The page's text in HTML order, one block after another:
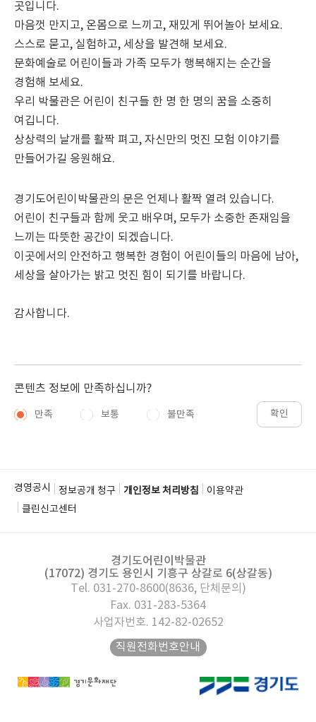
곳입니다.
마음껏 만지고, 온몸으로 느끼고, 재밌게 뛰어놀아 보세요.
스스로 묻고, 실험하고, 세상을 발견해 보세요.
문화예술로 어린이들과 가족 모두가 행복해지는 순간을
경험해 보세요.
우리 박물관은 어린이 친구들 한 명 한 명의 꿈을 소중히
여깁니다.
상상력의 날개를 활짝 펴고, 자신만의 멋진 모험 이야기를
만들어가길 응원해요.
경기도어린이박물관의 문은 언제나 활짝 열려 있습니다.
어린이 친구들과 함께 웃고 배우며, 모두가 소중한 존재임을
느끼는 따뜻한 공간이 되겠습니다.
이곳에서의 안전하고 행복한 경험이 어린이들의 마음에 남아,
세상을 살아가는 밝고 멋진 힘이 되기를 바랍니다.
감사합니다.
콘텐츠 정보에 만족하십니까?
만족 보통 불만족 확인
경영공시 정보공개 청구 개인정보 처리방침
이용약관
클린신고센터
경기도어린이박물관
(17072) 경기도 용인시 기흥구 상갈로 6(상갈동)
Tel. 031-270-8600(8636, 단체문의)
Fax. 031-283-5364
사업자번호. 142-82-02652
직원전화번호안내